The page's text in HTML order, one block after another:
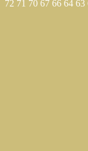
63
64
66
67
70
71
72